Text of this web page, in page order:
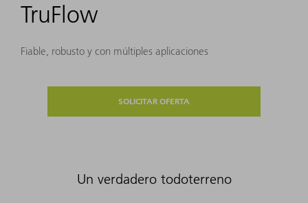
TruFlow
Fiable, robusto y con múltiples aplicaciones
SOLICITAR OFERTA
Un verdadero todoterreno